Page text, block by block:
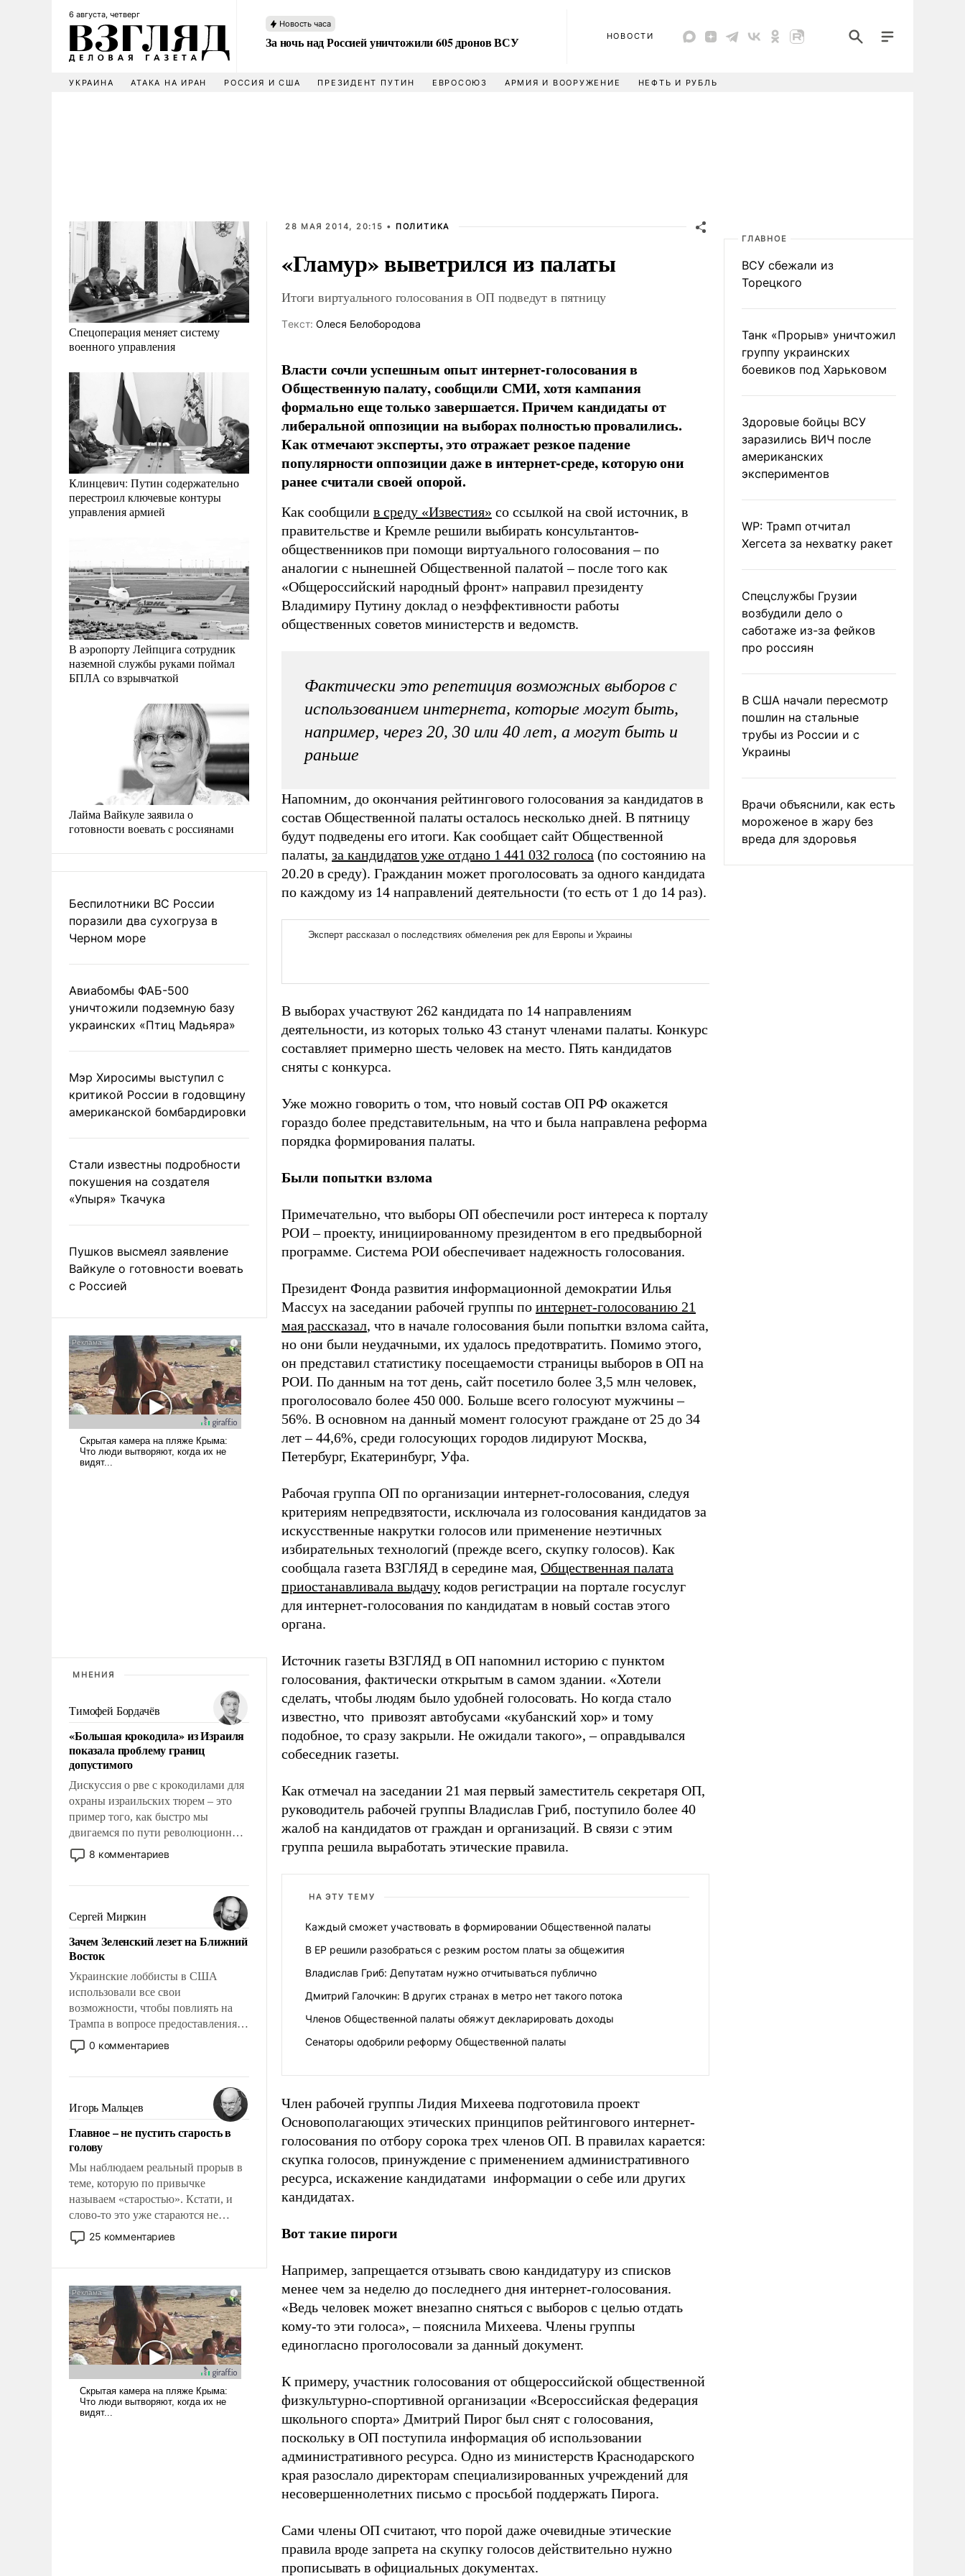
6 августа, четверг
Новость часа
За ночь над Россией уничтожили 605 дронов ВСУ НОВОСТИ
УКРАИНА АТАКА НА ИРАН РОССИЯ И США ПРЕЗИДЕНТ ПУТИН ЕВРОСОЮЗ АРМИЯ И ВООРУЖЕНИЕ НЕФТЬ И РУБЛЬ
Спецоперация меняет систему
военного управления
Клинцевич: Путин содержательно
перестроил ключевые контуры
управления армией
В аэропорту Лейпцига сотрудник
наземной службы руками поймал
БПЛА со взрывчаткой
Лайма Вайкуле заявила о
готовности воевать с россиянами
Беспилотники ВС России
поразили два сухогруза в
Черном море
Авиабомбы ФАБ-500
уничтожили подземную базу
украинских «Птиц Мадьяра»
Мэр Хиросимы выступил с
критикой России в годовщину
американской бомбардировки
Стали известны подробности
покушения на создателя
«Упыря» Ткачука
Пушков высмеял заявление
Вайкуле о готовности воевать
с Россией
МНЕНИЯ
Тимофей Бордачёв
«Большая крокодила» из Израиля
показала проблему границ
допустимого
Дискуссия о рве с крокодилами для
охраны израильских тюрем – это
пример того, как быстро мы
двигаемся по пути революционных
изменений. То, что несколько лет
назад было образом для
8 комментариев
Сергей Миркин
Зачем Зеленский лезет на Ближний
Восток
Украинские лоббисты в США
использовали все свои
возможности, чтобы повлиять на
Трампа в вопросе предоставления
вооружений своим нанимателям.
Вероятно, кому-то из тех, кто
продемонстрировать, что Украина
вступила в вооруженное
противостояние с Ираном.
0 комментариев
Игорь Мальцев
Главное – не пустить старость в
голову
Мы наблюдаем реальный прорыв в
теме, которую по привычке
называем «старостью». Кстати, и
слово-то это уже стараются не
использовать – так же, как «бабка»,
«дед», – хотя бы в образованной
25 комментариев
28 МАЯ 2014, 20:15 • ПОЛИТИКА
«Гламур» выветрился из палаты
Итоги виртуального голосования в ОП подведут в пятницу
Tекст: Олеся Белобородова
Власти сочли успешным опыт интернет-голосования в
Общественную палату, сообщили СМИ, хотя кампания
формально еще только завершается. Причем кандидаты от
либеральной оппозиции на выборах полностью провалились.
Как отмечают эксперты, это отражает резкое падение
популярности оппозиции даже в интернет-среде, которую они
ранее считали своей опорой.
Как сообщили в среду «Известия» со ссылкой на свой источник, в
правительстве и Кремле решили выбирать консультантов-
общественников при помощи виртуального голосования–по
аналогии с нынешней Общественной палатой–после того как
«Общероссийский народный фронт» направил президенту
Владимиру Путину доклад о неэффективности работы
общественных советов министерств и ведомств.
Фактически это репетиция возможных выборов с
использованием интернета, которые могут быть,
например, через 20, 30 или 40 лет, а могут быть и
раньше
Напомним, до окончания рейтингового голосования за кандидатов в
состав Общественной палаты осталось несколько дней. В пятницу
будут подведены его итоги. Как сообщает сайт Общественной
палаты, за кандидатов уже отдано 1 441 032 голоса (по состоянию на
20.20 в среду). Гражданин может проголосовать за одного кандидата
по каждому из 14 направлений деятельности (то есть от 1 до 14 раз).
В выборах участвуют 262 кандидата по 14 направлениям
деятельности, из которых только 43 станут членами палаты. Конкурс
составляет примерно шесть человек на место. Пять кандидатов
сняты с конкурса.
Уже можно говорить о том, что новый состав ОП РФ окажется
гораздо более представительным, на что и была направлена реформа
порядка формирования палаты.
Были попытки взлома
Примечательно, что выборы ОП обеспечили рост интереса к порталу
РОИ–проекту, инициированному президентом в его предвыборной
программе. Система РОИ обеспечивает надежность голосования.
Президент Фонда развития информационной демократии Илья
Массух на заседании рабочей группы по интернет-голосованию 21
мая рассказал, что в начале голосования были попытки взлома сайта,
но они были неудачными, их удалось предотвратить. Помимо этого,
он представил статистику посещаемости страницы выборов в ОП на
РОИ. По данным на тот день, сайт посетило более 3,5 млн человек,
проголосовало более 450 000. Больше всего голосуют мужчины–
56%. В основном на данный момент голосуют граждане от 25 до 34
лет–44,6%, среди голосующих городов лидируют Москва,
Петербург, Екатеринбург, Уфа.
Рабочая группа ОП по организации интернет-голосования, следуя
критериям непредвзятости, исключала из голосования кандидатов за
искусственные накрутки голосов или применение неэтичных
избирательных технологий (прежде всего, скупку голосов). Как
сообщала газета ВЗГЛЯД в середине мая, Общественная палата
приостанавливала выдачу кодов регистрации на портале госуслуг
для интернет-голосования по кандидатам в новый состав этого
органа.
Источник газеты ВЗГЛЯД в ОП напомнил историю с пунктом
голосования, фактически открытым в самом здании. «Хотели
сделать, чтобы людям было удобней голосовать. Но когда стало
известно, что привозят автобусами «кубанский хор» и тому
подобное, то сразу закрыли. Не ожидали такого»,–оправдывался
собеседник газеты.
Как отмечал на заседании 21 мая первый заместитель секретаря ОП,
руководитель рабочей группы Владислав Гриб, поступило более 40
жалоб на кандидатов от граждан и организаций. В связи с этим
группа решила выработать этические правила.
НА ЭТУ ТЕМУ
Каждый сможет участвовать в формировании Общественной палаты
В ЕР решили разобраться с резким ростом платы за общежития
Владислав Гриб: Депутатам нужно отчитываться публично
Дмитрий Галочкин: В других странах в метро нет такого потока
Членов Общественной палаты обяжут декларировать доходы
Сенаторы одобрили реформу Общественной палаты
Член рабочей группы Лидия Михеева подготовила проект
Основополагающих этических принципов рейтингового интернет-
голосования по отбору сорока трех членов ОП. В правилах карается:
скупка голосов, принуждение с применением административного
ресурса, искажение кандидатами информации о себе или других
кандидатах.
Вот такие пироги
Например, запрещается отзывать свою кандидатуру из списков
менее чем за неделю до последнего дня интернет-голосования.
«Ведь человек может внезапно сняться с выборов с целью отдать
кому-то эти голоса»,–пояснила Михеева. Члены группы
единогласно проголосовали за данный документ.
К примеру, участник голосования от общероссийской общественной
физкультурно-спортивной организации «Всероссийская федерация
школьного спорта» Дмитрий Пирог был снят с голосования,
поскольку в ОП поступила информация об использовании
административного ресурса. Одно из министерств Краснодарского
края разослало директорам специализированных учреждений для
несовершеннолетних письмо с просьбой поддержать Пирога.
Сами члены ОП считают, что порой даже очевидные этические
правила вроде запрета на скупку голосов действительно нужно
прописывать в официальных документах.
ГЛАВНОЕ
ВСУ сбежали из
Торецкого
Танк «Прорыв» уничтожил
группу украинских
боевиков под Харьковом
Здоровые бойцы ВСУ
заразились ВИЧ после
американских
экспериментов
WP: Трамп отчитал
Хегсета за нехватку ракет
Спецслужбы Грузии
возбудили дело о
саботаже из-за фейков
про россиян
В США начали пересмотр
пошлин на стальные
трубы из России и с
Украины
Врачи объяснили, как есть
мороженое в жару без
вреда для здоровья